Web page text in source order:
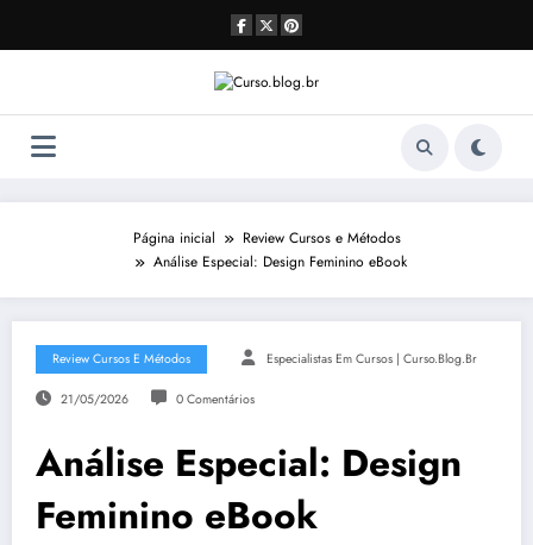
o
Página inicial
Review Cursos e Métodos
Análise Especial: Design Feminino eBook
Review Cursos E Métodos Especialistas Em Cursos | Curso.blog.br
21/05/2026 0 Comentários
Análise Especial: Design
Feminino eBook